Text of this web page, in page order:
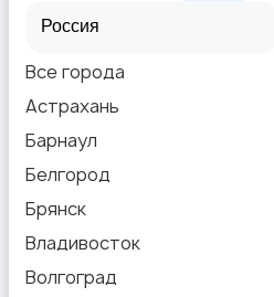
Все города
Астрахань
Барнаул
Белгород
Брянск
Владивосток
Волгоград